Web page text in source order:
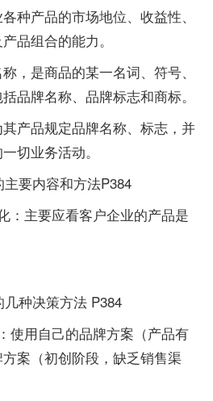
产品的市场地位、收益性、
品组合的能力。
是商品的某一名词、符号、
品牌名称、品牌标志和商标。
产品规定品牌名称、标志，并
切业务活动。
要内容和方法P384
主要应看客户企业的产品是
种决策方法 P384
用自己的品牌方案（产品有
案（初创阶段，缺乏销售渠